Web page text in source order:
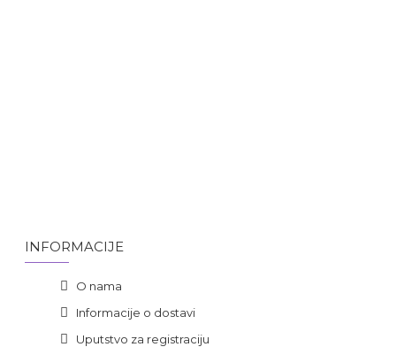
INFORMACIJE
O nama
Informacije o dostavi
Uputstvo za registraciju